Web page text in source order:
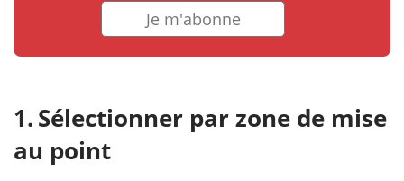
Je m'abonne
Sélectionner par zone de mise
au point